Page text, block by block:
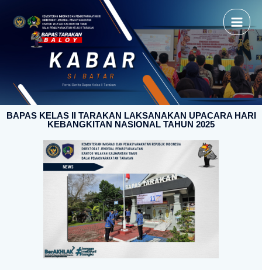
BAPAS KELAS II TARAKAN LAKSANAKAN UPACARA HARI
KEBANGKITAN NASIONAL TAHUN 2025